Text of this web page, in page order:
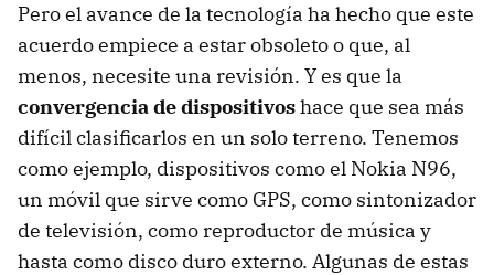
Pero el avance de la tecnología ha hecho que este
acuerdo empiece a estar obsoleto o que, al
menos, necesite una revisión. Y es que la
convergencia de dispositivoshace que sea más
difícil clasificarlos en un solo terreno. Tenemos
como ejemplo, dispositivos como el Nokia N96,
un móvil que sirve como GPS, como sintonizador
de televisión, como reproductor de música y
hasta como disco duro externo. Algunas de estas